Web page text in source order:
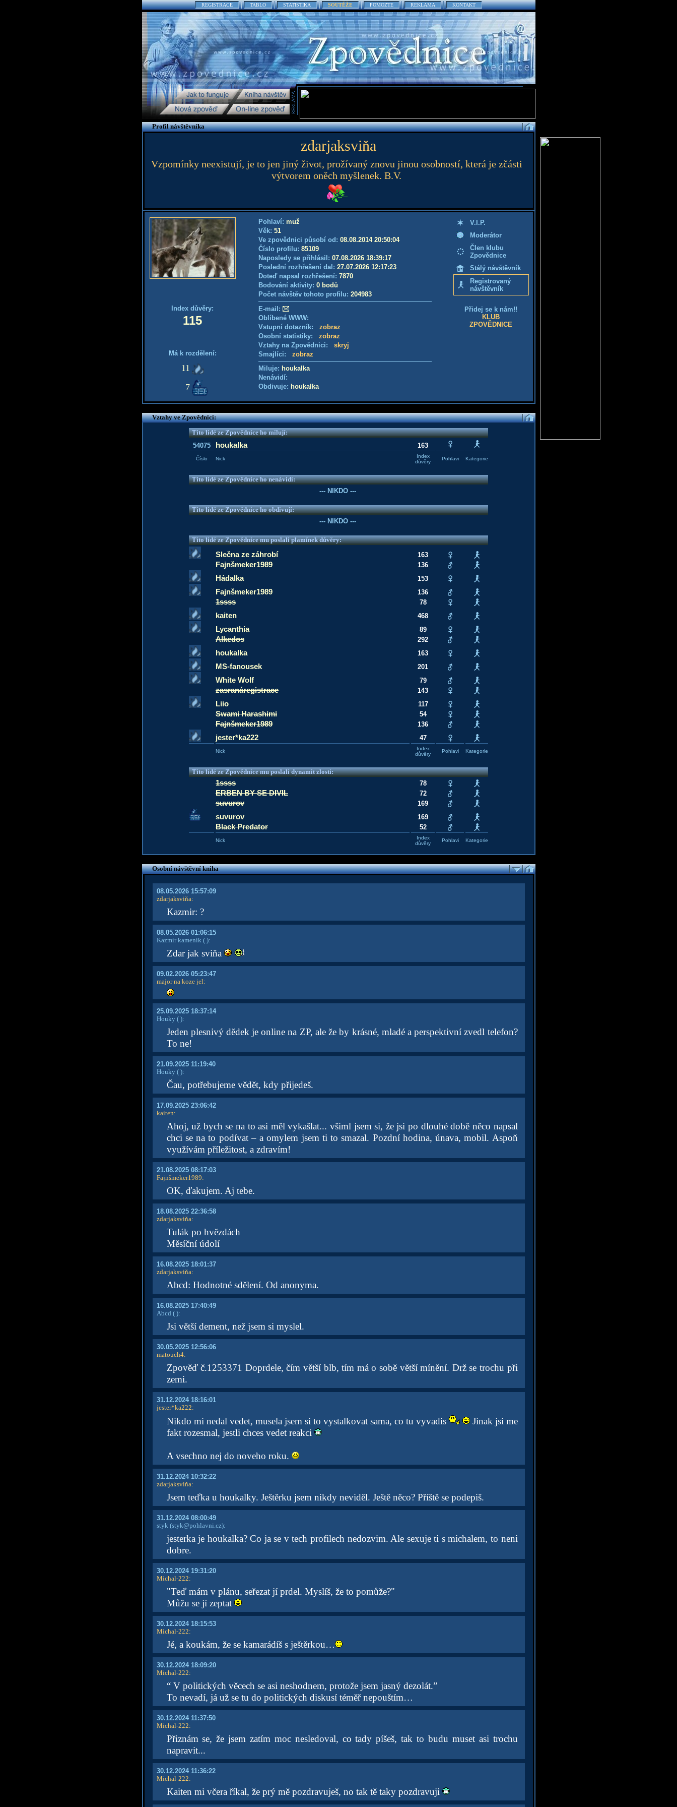
REGISTRACE TABLO STATISTIKA SOUTĚŽE POMOZTE REKLAMA KONTAKT
Profil návštěvníka
zdarjaksviňa
Vzpomínky neexistují, je to jen jiný život, prožívaný znovu jinou osobností, která je zčásti
výtvorem oněch myšlenek. B.V.
Index důvěry:
115
Má k rozdělení:
11
7
Pohlaví: muž
Věk: 51
Ve zpovědnici působí od: 08.08.2014 20:50:04
Číslo profilu: 85109
Naposledy se přihlásil: 07.08.2026 18:39:17
Poslední rozhřešení dal: 27.07.2026 12:17:23
Doteď napsal rozhřešení: 7870
Bodování aktivity: 0 bodů
Počet návštěv tohoto profilu: 204983
E-mail:
Oblíbené WWW:
Vstupní dotazník: zobraz
Osobní statistiky: zobraz
Vztahy na Zpovědnici: skryj
Smajlíci: zobraz
Miluje: houkalka
Nenávidí:
Obdivuje: houkalka
V.I.P.
Moderátor
Člen klubu
Zpovědnice
Stálý návštěvník
Registrovaný
návštěvník
Přidej se k nám!!
KLUB
ZPOVĚDNICE
Vztahy ve Zpovědnici:
Tito lidé ze Zpovědnice ho milují:
54075
houkalka 163
Číslo Nick
Index
důvěry
Pohlavi Kategorie
Tito lidé ze Zpovědnice ho nenávidí:
--- NIKDO ---
Tito lidé ze Zpovědnice ho obdivují:
--- NIKDO ---
Tito lidé ze Zpovědnice mu poslali plamínek důvěry:
Slečna ze záhrobí 163
Fajnšmeker1989 136
Hádalka 153
Fajnšmeker1989 136
1ssss 78
kaiten 468
Lycanthia 89
Alkedos 292
houkalka 163
MS-fanousek 201
White Wolf 79
zasranáregistrace 143
Liio 117
Swami Harashimi 54
Fajnšmeker1989 136
jester*ka222 47
Nick
Index
důvěry
Pohlavi Kategorie
Tito lidé ze Zpovědnice mu poslali dynamit zlosti:
1ssss 78
ERBEN BY SE DIVIL 72
suvurov 169
suvurov 169
Black Predator 52
Nick
Index
důvěry
Pohlavi Kategorie
Osobní návštěvní kniha
08.05.2026 15:57:09
zdarjaksviňa:
Kazmir: ?
08.05.2026 01:06:15
Kazmír kameník( ):
Zdar jak sviňa
09.02.2026 05:23:47
major na koze jel:
25.09.2025 18:37:14
Houky ( ):
Jeden plesnivý dědek je online na ZP, ale že by krásné, mladé a perspektivní zvedl telefon?
To ne!
21.09.2025 11:19:40
Houky ( ):
Čau, potřebujeme vědět, kdy přijedeš.
17.09.2025 23:06:42
kaiten:
Ahoj, už bych se na to asi měl vykašlat... všiml jsem si, že jsi po dlouhé době něco napsal
chci se na to podívat – a omylem jsem ti to smazal. Pozdní hodina, únava, mobil. Aspoň
využívám příležitost, a zdravím!
21.08.2025 08:17:03
Fajnšmeker1989:
OK, ďakujem. Aj tebe.
18.08.2025 22:36:58
zdarjaksviňa:
Tulák po hvězdách
Měsíční údolí
16.08.2025 18:01:37
zdarjaksviňa:
Abcd: Hodnotné sdělení. Od anonyma.
16.08.2025 17:40:49
Abcd ( ):
Jsi větší dement, než jsem si myslel.
30.05.2025 12:56:06
matouch4:
Zpověď č.1253371 Doprdele, čím větší blb, tím má o sobě větší mínění. Drž se trochu při
zemi.
31.12.2024 18:16:01
jester*ka222:
Nikdo mi nedal vedet, musela jsem si to vystalkovat sama, co tu vyvadis
Jinak jsi me
fakt rozesmal, jestli chces vedet reakci
A vsechno nej do noveho roku.
31.12.2024 10:32:22
zdarjaksviňa:
Jsem teďka u houkalky. Ještěrku jsem nikdy neviděl. Ještě něco? Příště se podepiš.
31.12.2024 08:00:49
styk(styk@pohlavni.cz):
jesterka je houkalka? Co ja se v tech profilech nedozvim. Ale sexuje ti s michalem, to neni
dobre.
30.12.2024 19:31:20
Michal-222:
"Teď mám v plánu, seřezat jí prdel. Myslíš, že to pomůže?"
Můžu se jí zeptat
30.12.2024 18:15:53
Michal-222:
Jé, a koukám, že se kamarádíš s ještěrkou…
30.12.2024 18:09:20
Michal-222:
“ V politických věcech se asi neshodnem, protože jsem jasný dezolát.”
To nevadí, já už se tu do politických diskusí téměř nepouštím…
30.12.2024 11:37:50
Michal-222:
Přiznám se, že jsem zatím moc nesledoval, co tady píšeš, tak to budu muset asi trochu
napravit...
30.12.2024 11:36:22
Michal-222:
Kaiten mi včera říkal, že prý mě pozdravuješ, no tak tě taky pozdravuji